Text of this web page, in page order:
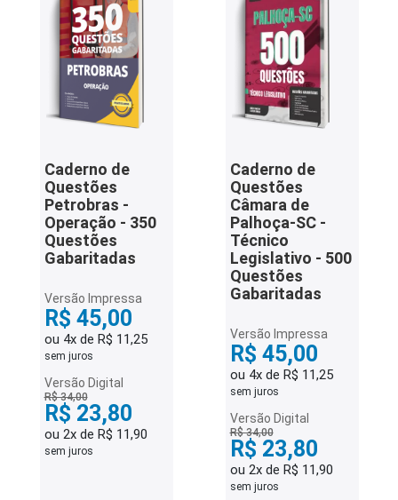
Caderno de
Questões
Petrobras -
Operação - 350
Questões
Gabaritadas
Versão Impressa
R$ 45,00
ou 4x de R$ 11,25
sem juros
Versão Digital
R$ 34,00
R$ 23,80
ou 2x de R$ 11,90
sem juros
Caderno de
Questões
Câmara de
Palhoça-SC -
Técnico
Legislativo - 500
Questões
Gabaritadas
Versão Impressa
R$ 45,00
ou 4x de R$ 11,25
sem juros
Versão Digital
R$ 34,00
R$ 23,80
ou 2x de R$ 11,90
sem juros